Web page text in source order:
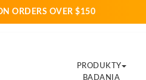
ORDERS OVER $150
PRODUKTY
BADANIA